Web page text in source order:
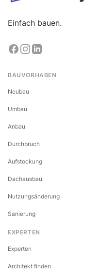
Einfach bauen.
BAUVORHABEN
Neubau
Umbau
Anbau
Durchbruch
Aufstockung
Dachausbau
Nutzungsänderung
Sanierung
EXPERTEN
Experten
Architekt finden